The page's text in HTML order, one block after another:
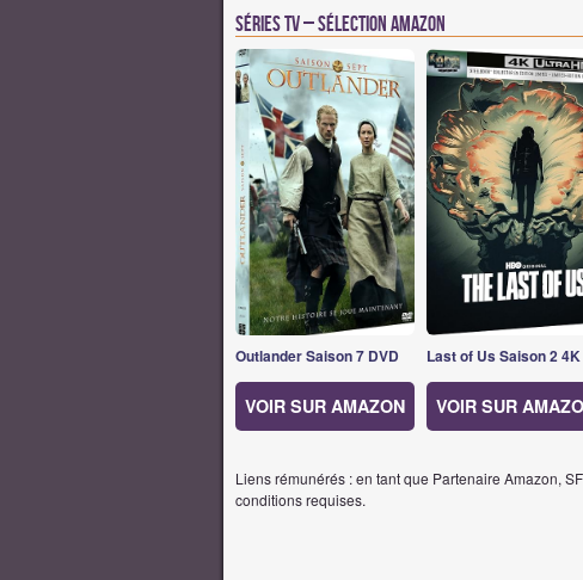
Séries TV – Sélection Amazon
Outlander Saison 7 DVD
VOIR SUR AMAZON
Last of Us Saison 2 4K
VOIR SUR
Liens rémunérés : en tant que Partenaire Amazon,
conditions requises.